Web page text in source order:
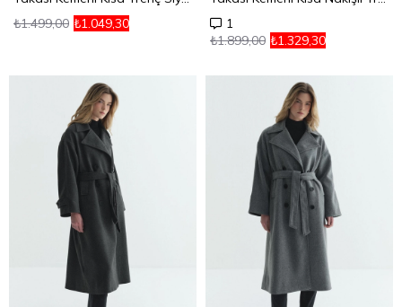
₺1.049,30
₺1.499,00 1
₺1.329,30
₺1.899,00